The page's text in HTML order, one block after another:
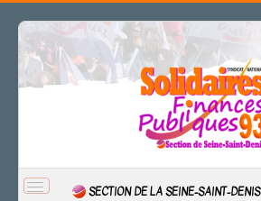
BASCULERSECTION DE LA SEINE-SAINT-DENIS